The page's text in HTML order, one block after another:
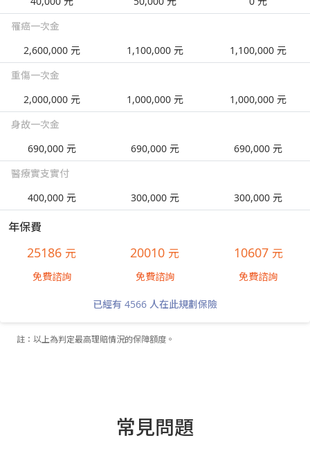
罹癌一次金
2,600,000 元
1,100,000 元
1,100,000 元
重傷一次金
2,000,000 元
1,000,000 元
1,000,000 元
身故一次金
690,000 元
690,000 元
690,000 元
醫療實支實付
400,000 元
300,000 元 300,000 元
年保費
25186 元
免費諮詢
20010 元
免費諮詢
10607 元
免費諮詢
已經有 4566 人在此規劃保險
註：以上為判定最高理賠情況的保障額度。
常見問題